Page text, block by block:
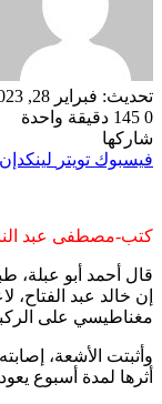
تحديث: فبراير 28, 2023
0
دقيقة واحدة
شاركها
فيسبوك تويتر لينكدإن
كتب-مصطفى عبد
قال أحمد أبو عبلة،
إن خالد عبد
مغناطيسي على
وأثبتت الأشعة،
أثرها لمدة أسبوع